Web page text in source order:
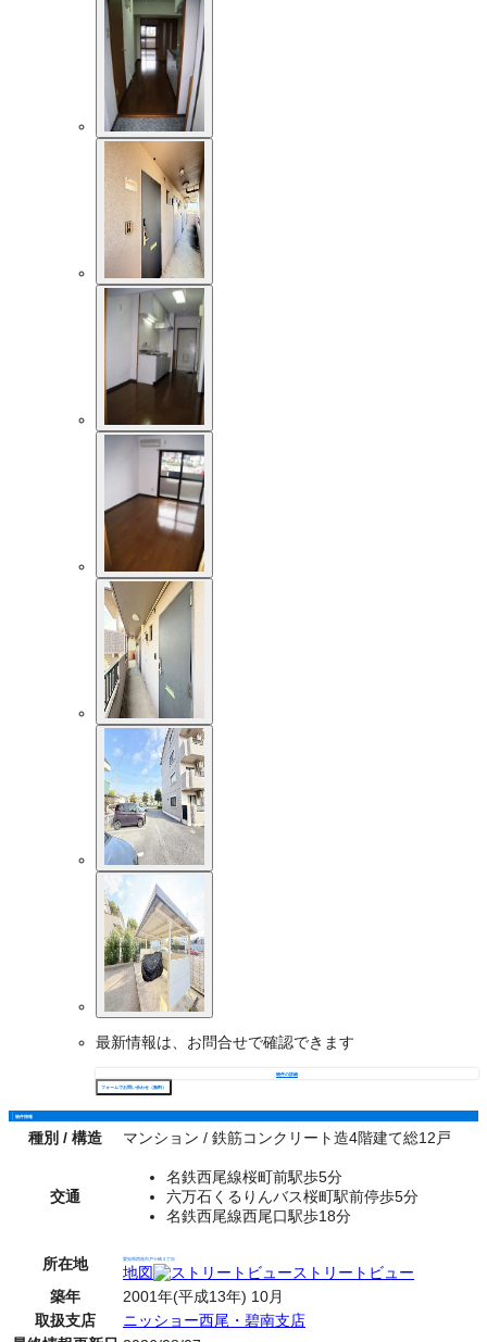
最新情報は、お問合せで確認できます
物件の詳細
フォームでお問い合わせ（無料）
物件情報
種別 / 構造 マンション / 鉄筋コンクリート造4階建て総12戸
交通
名鉄西尾線桜町前駅歩5分
六万石くるりんバス桜町駅前停歩5分
名鉄西尾線西尾口駅歩18分
所在地 愛知県西尾市戸ケ崎３丁目
地図
ストリートビュー
築年
2001年(平成13年) 10月
取扱支店
ニッショー西尾・碧南支店